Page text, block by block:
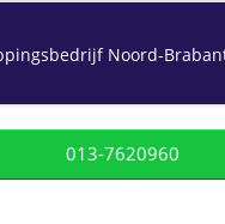
Noord-
013-7620960